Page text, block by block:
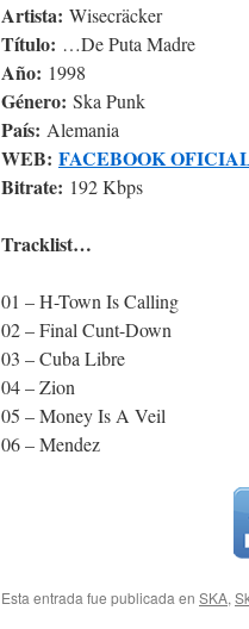
Artista: Wisecräcker
Título: …De Puta Madre
Año: 1998
Género: Ska Punk
País: Alemania
WEB: FACEBOOK
Bitrate: 192 Kbps
Tracklist…
01 – H-Town Is Calling
02 – Final Cunt-Down
03 – Cuba Libre
04 – Zion
05 – Money Is A Veil
06 – Mendez
Esta entrada fue publicada en SKA,